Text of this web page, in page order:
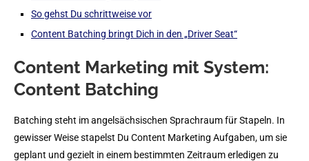
So gehst Du schrittweise vor
Content Batching bringt Dich in den „Driver Seat“
Content Marketing mit System:
Content Batching
Batching steht im angelsächsischen Sprachraum für Stapeln. In
gewisser Weise stapelst Du Content Marketing Aufgaben, um sie
geplant und gezielt in einem bestimmten Zeitraum erledigen zu